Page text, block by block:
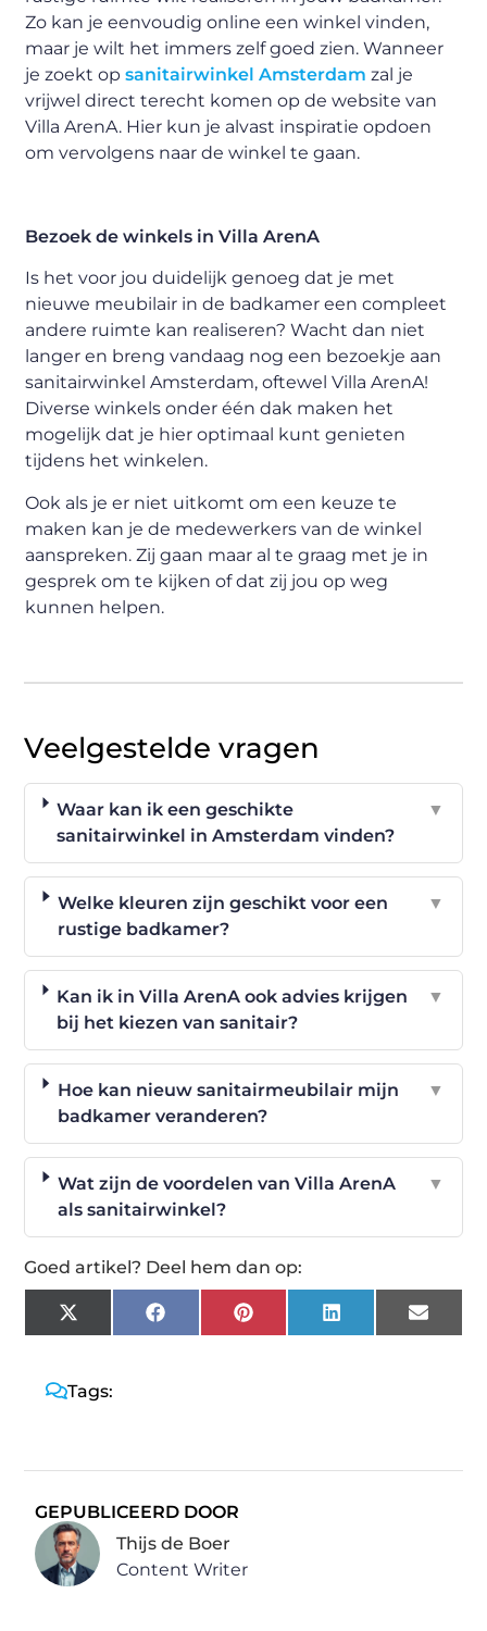
Zo kan je eenvoudig online een winkel vinden,
maar je wilt het immers zelf goed zien. Wanneer
je zoekt opsanitairwinkel Amsterdam zal je
vrijwel direct terecht komen op de website van
Villa ArenA. Hier kun je alvast inspiratie opdoen
om vervolgens naar de winkel te gaan.
Bezoek de winkels in Villa ArenA
Is het voor jou duidelijk genoeg dat je met
nieuwe meubilair in de badkamer een compleet
andere ruimte kan realiseren? Wacht dan niet
langer en breng vandaag nog een bezoekje aan
sanitairwinkel Amsterdam, oftewel Villa ArenA!
Diverse winkels onder één dak maken het
mogelijk dat je hier optimaal kunt genieten
tijdens het winkelen.
Ook als je er niet uitkomt om een keuze te
maken kan je de medewerkers van de winkel
aanspreken. Zij gaan maar al te graag met je in
gesprek om te kijken of dat zij jou op weg
kunnen helpen.
Veelgestelde vragen
Waar kan ik een geschikte
sanitairwinkel in Amsterdam vinden?
▼
Welke kleuren zijn geschikt voor een
rustige badkamer?
▼
Kan ik in Villa ArenA ook advies krijgen
bij het kiezen van sanitair?
▼
Hoe kan nieuw sanitairmeubilair mijn
badkamer veranderen?
▼
Wat zijn de voordelen van Villa ArenA
als sanitairwinkel?
▼
Goed artikel? Deel hem dan op:
X
(Twitter)
FacebookPinterestLinkedIn Email
Tags:
GEPUBLICEERD DOOR
Thijs de Boer
Content Writer